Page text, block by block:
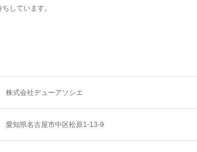
しています。
株式会社デューアソシエ
愛知県名古屋市中区松原1-13-9